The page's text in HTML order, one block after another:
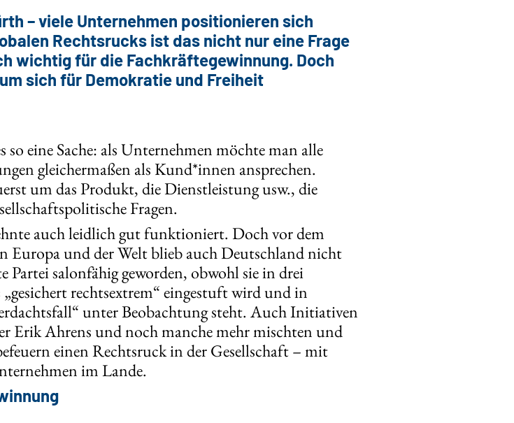
– viele Unternehmen positionieren sich
Rechtsrucks ist das nicht nur eine Frage
wichtig für die Fachkräftegewinnung. Doch
sich für Demokratie und Freiheit
eine Sache: als Unternehmen möchte man alle
gleichermaßen als Kund*innen ansprechen.
um das Produkt, die Dienstleistung usw., die
Fragen.
auch leidlich gut funktioniert. Doch vor dem
Europa und der Welt blieb auch Deutschland nicht
salonfähig geworden, obwohl sie in drei
rechtsextrem“ eingestuft wird und in
unter Beobachtung steht. Auch Initiativen
Erik Ahrens und noch manche mehr mischten und
einen Rechtsruck in der Gesellschaft – mit
im Lande.